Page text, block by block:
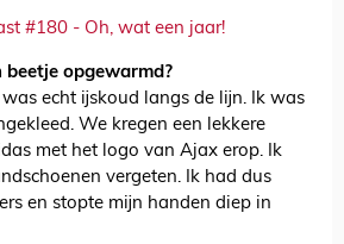
#180 - Oh, wat een jaar!
beetje opgewarmd?
echt ijskoud langs de lijn. Ik was
We kregen een lekkere
met het logo van Ajax erop. Ik
vergeten. Ik had dus
en stopte mijn handen diep in